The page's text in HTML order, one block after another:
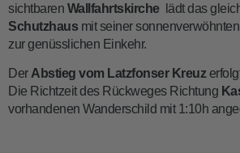
sichtbaren Wallfahrtskirche lädt das
Schutzhaus mit seiner
zur genüsslichen Einkehr.
Der Abstieg vom Latzfonser Kreuz
Die Richtzeit des Rückweges Richtung
vorhandenen Wanderschild mit 1:10h